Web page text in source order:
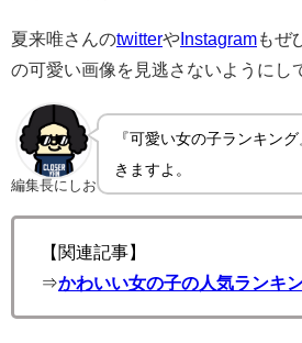
夏来唯さんのtwitterや Instagramもぜ
の可愛い画像を見逃さないようにし
編集長にしお
『可愛い女の子ランキン
きますよ。
【関連記事】
⇒かわいい女の子の人気ランキ